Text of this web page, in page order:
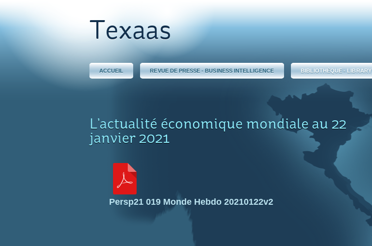
Texaas
ACCUEIL REVUE DE PRESSE - BUSINESS INTELLIGENCE BIBLIOTHÈQUE - LIBRARY
L’actualité économique mondiale au 22
janvier 2021
Persp21 019 Monde Hebdo 20210122v2